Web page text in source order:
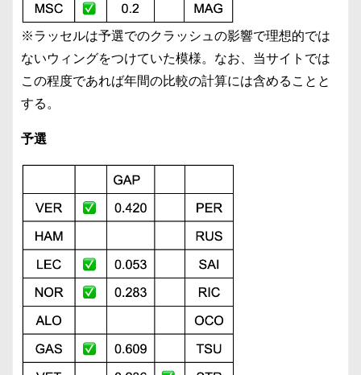
※ラッセルは予選でのクラッシュの影響で理想的では
ないウィングをつけていた模様。なお、当サイトでは
この程度であれば年間の比較の計算には含めることと
する。
予選